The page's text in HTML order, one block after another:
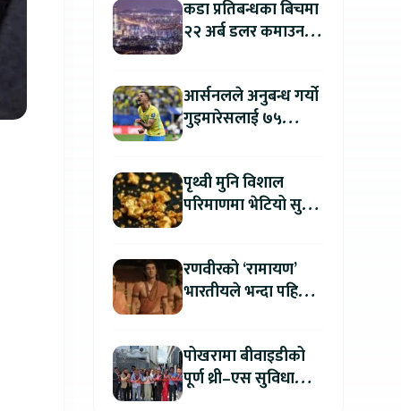
कडा प्रतिबन्धका बिचमा
२२ अर्ब डलर कमाउन
आर्सनलले अनुबन्ध गर्यो
गुइमारेसलाई ७५
पृथ्वी मुनि विशाल
परिमाणमा भेटियो सुन,
रणवीरको ‘रामायण’
भारतीयले भन्दा पहिला
पोखरामा बीवाइडीको
पूर्ण थ्री–एस सुविधा